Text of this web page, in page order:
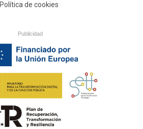
Política de cookies
Publicidad